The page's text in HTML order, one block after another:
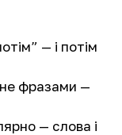
— і потім
фразами —
— слова і